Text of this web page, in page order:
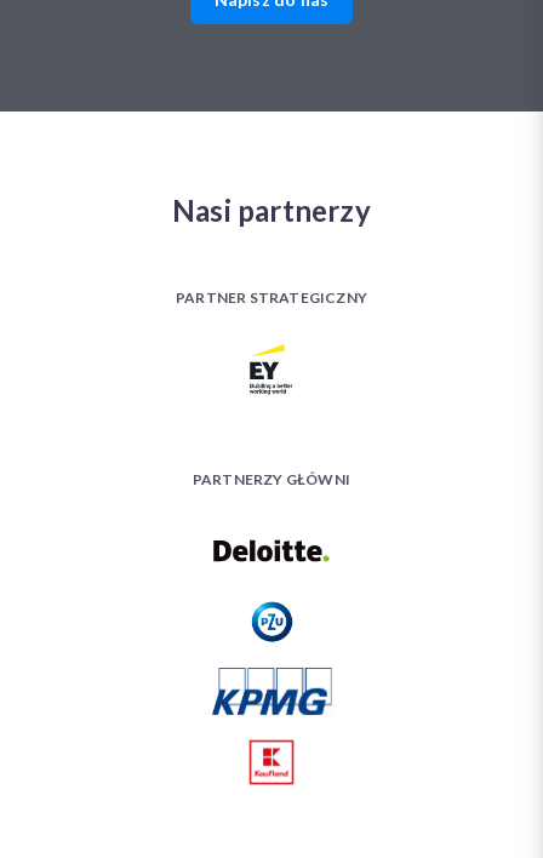
Nasi partnerzy
PARTNER STRATEGICZNY
PARTNERZY GŁÓWNI